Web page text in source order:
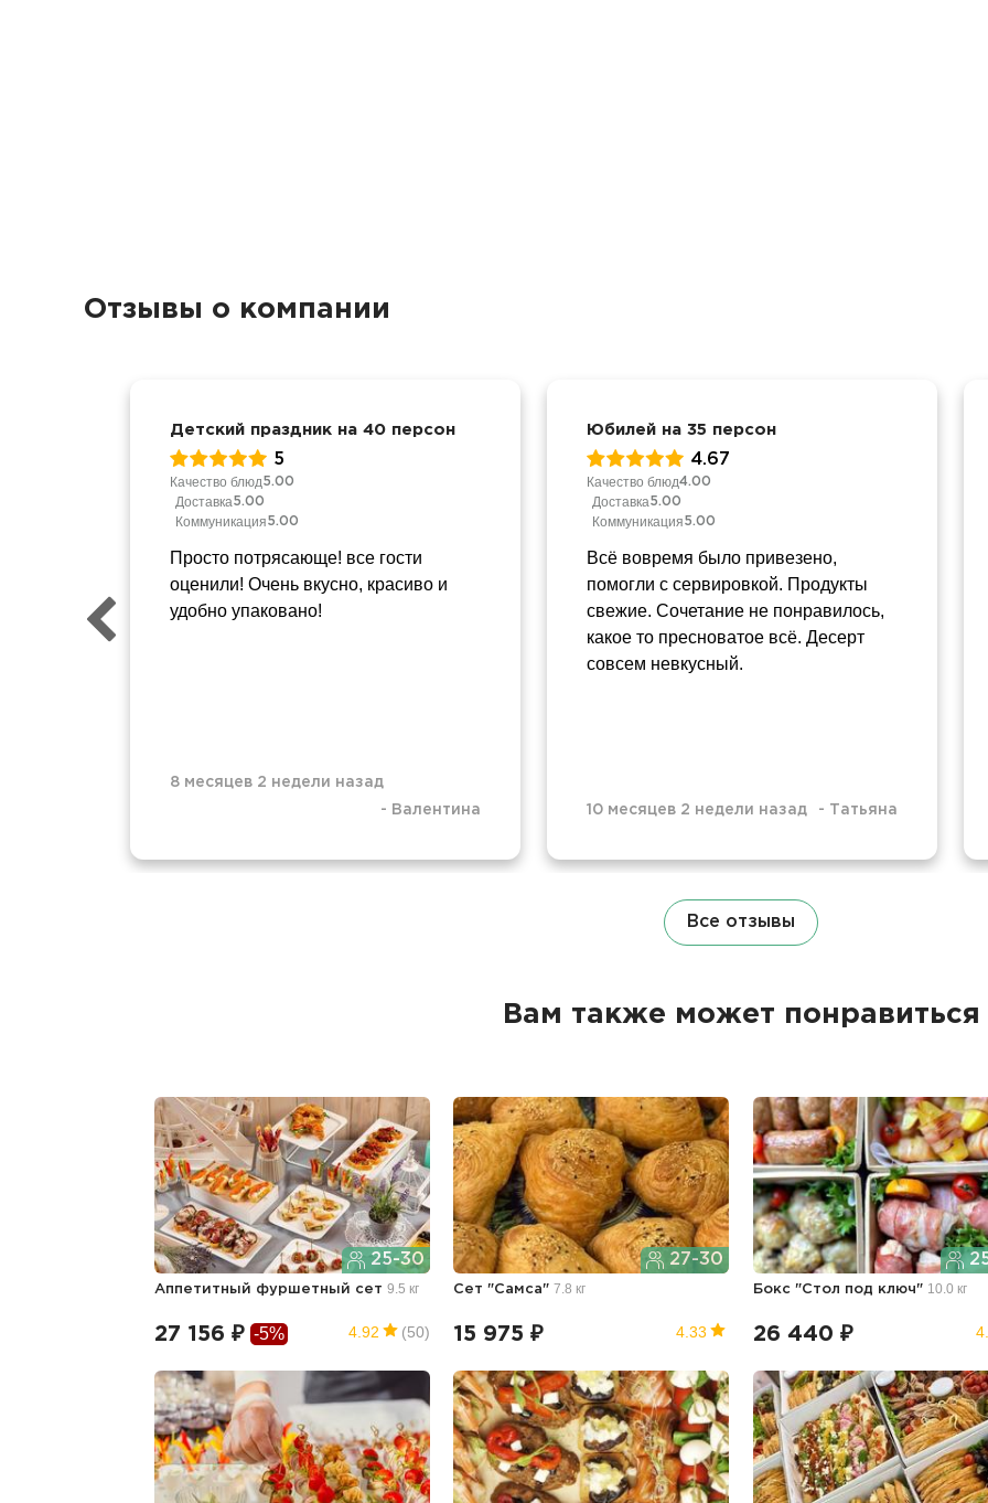
Отзывы о компании
Детский праздник на 40 персон
5
Качество блюд5.00
Доставка5.00
Коммуникация5.00
Просто потрясающе! все гости
оценили! Очень вкусно, красиво и
удобно упаковано!
8 месяцев 2 недели назад
- Валентина
Юбилей на 35 персон
4.67
Качество блюд4.00
Доставка5.00
Коммуникация5.00
Всё вовремя было привезено,
помогли с сервировкой. Продукты
свежие. Сочетание не понравилось,
какое то пресноватое всё. Десерт
совсем невкусный.
10 месяцев 2 недели назад - Татьяна
Все отзывы
Вам также может понравиться
25-30
Аппетитный фуршетный сет 9.5 кг
27 156 ₽ -5% 4.92 (50)
27-30
Сет "Самса" 7.8 кг
15 975 ₽ 4.33
Бокс "Стол под ключ" 10.0 кг
26 440 ₽